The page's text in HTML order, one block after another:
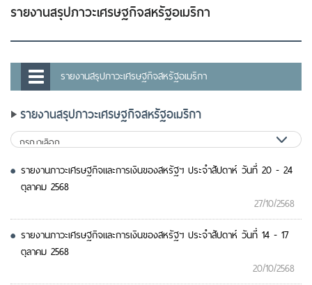
รายงานสรุปภาวะเศรษฐกิจสหรัฐอเมริกา
รายงานสรุปภาวะเศรษฐกิจสหรัฐอเมริกา
รายงานสรุปภาวะเศรษฐกิจสหรัฐอเมริกา
รายงานภาวะเศรษฐกิจและการเงินของสหรัฐฯ ประจำสัปดาห์ วันที่ 20 - 24
ตุลาคม 2568
27/10/2568
รายงานภาวะเศรษฐกิจและการเงินของสหรัฐฯ ประจำสัปดาห์ วันที่ 14 - 17
ตุลาคม 2568
20/10/2568